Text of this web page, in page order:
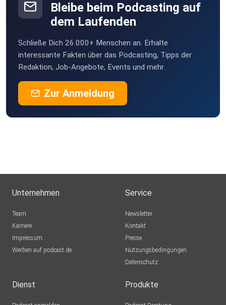
Bleibe beim Podcasting auf
dem Laufenden
Schließe Dich 26.000+ Menschen an. Erhalte
interessante Fakten über das Podcasting, Tipps der
Redaktion, Job-Angebote, Events und mehr.
Zur Anmeldung
Unternehmen
Team
Karriere
Impressum
Werben auf podcast.de
Service
Newsletter
Kontakt
Presse
Nutzungsbedingungen
Datenschutz
Dienst Produkte